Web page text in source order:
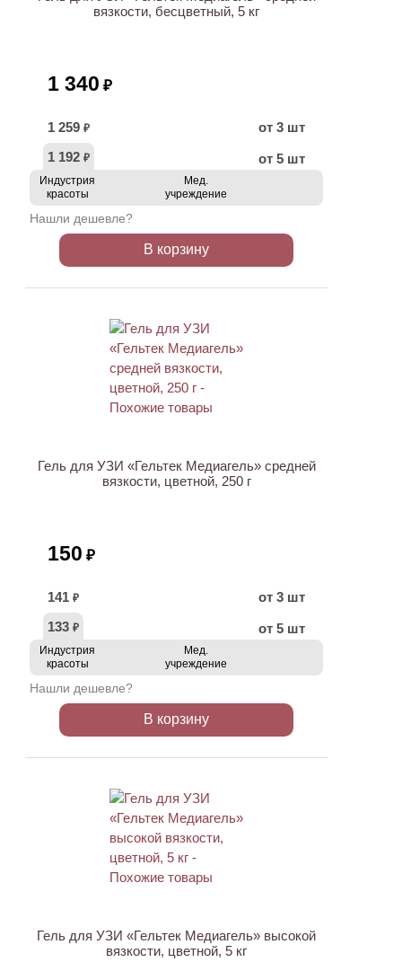
вязкости, бесцветный, 5 кг
1 340 ₽
1 259 ₽
от 3 шт
1 192 ₽ от 5 шт
Индустрия
красоты
Мед.
учреждение
Нашли дешевле?
В корзину
Гель для УЗИ «Гельтек Медиагель» средней
вязкости, цветной, 250 г
150 ₽
141 ₽
от 3 шт
133 ₽ от 5 шт
Индустрия
красоты
Мед.
учреждение
Нашли дешевле?
В корзину
Гель для УЗИ «Гельтек Медиагель» высокой
вязкости, цветной, 5 кг